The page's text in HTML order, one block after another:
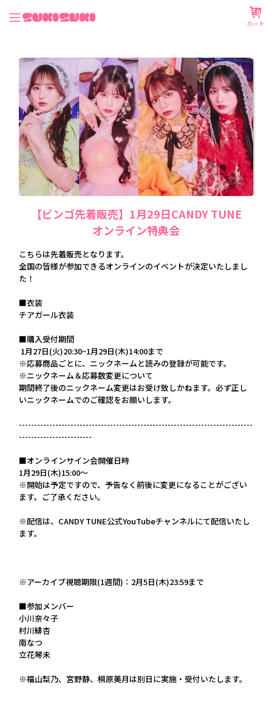
カート
0
【ビンゴ先着販売】1月29日CANDY TUNE
オンライン特典会
こちらは先着販売となります。
全国の皆様が参加できるオンラインのイベントが決定いたしまし
た！
■衣装
チアガール衣装
■購入受付期間
1月27日(火)20:30~1月29日(木)14:00まで
※応募商品ごとに、ニックネームと読みの登録が可能です。
※ニックネーム＆応募数変更について
期間終了後のニックネーム変更はお受け致しかねます。必ず正し
いニックネームでのご確認をお願いします。
-----------------------------------------------------------------------------
------------------------
■オンラインサイン会開催日時
1月29日(木)15:00～
※開始は予定ですので、予告なく前後に変更になることがござい
ます。ご了承ください。
※配信は、CANDY TUNE公式YouTubeチャンネルにて配信いたし
ます。
※アーカイブ視聴期限(1週間)：2月5日(木)23:59まで
■参加メンバー
小川奈々子
村川緋杏
南なつ
立花琴未
※福山梨乃、宮野静、桐原美月は別日に実施・受付いたします。